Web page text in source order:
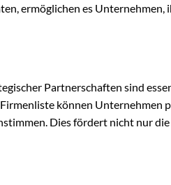
ermöglichen es Unternehmen,
Partnerschaften sind
können Unternehmen
Dies fördert nicht nur